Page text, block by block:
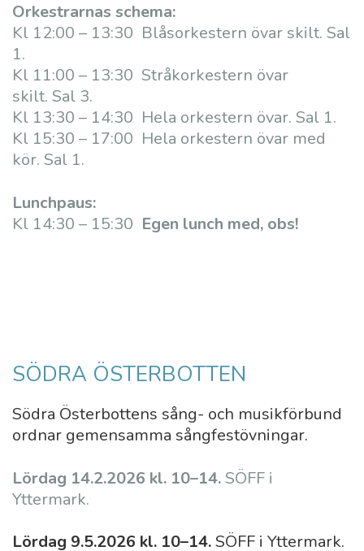
Orkestrarnas schema:
Kl 12:00 – 13:30 Blåsorkestern övar skilt. Sal
1.
Kl 11:00 – 13:30 Stråkorkestern övar
skilt. Sal 3.
Kl 13:30 – 14:30 Hela orkestern övar. Sal 1.
Kl 15:30 – 17:00 Hela orkestern övar med
kör. Sal 1.
Lunchpaus:
Kl 14:30 – 15:30 Egen lunch med, obs!
SÖDRA ÖSTERBOTTEN
Södra Österbottens sång- och musikförbund
ordnar gemensamma sångfestövningar.
Lördag 14.2.2026 kl. 10–14.SÖFF i
Yttermark.
Lördag 9.5.2026 kl. 10–14.SÖFF i Yttermark.